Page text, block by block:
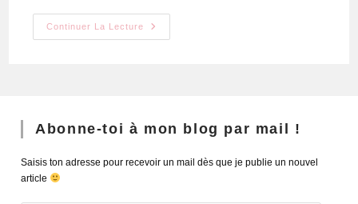
Continuer La Lecture
Abonne-toi à mon blog par mail !
Saisis ton adresse pour recevoir un mail dès que je publie un nouvel
article